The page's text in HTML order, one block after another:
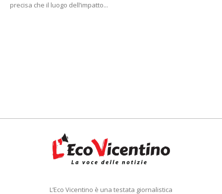
precisa che il luogo dell’impatto...
L’Eco Vicentino è una testata giornalistica